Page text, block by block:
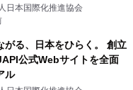
日本国際化推進協会
がる、日本をひらく。 創立
公式Webサイトを全面
ル